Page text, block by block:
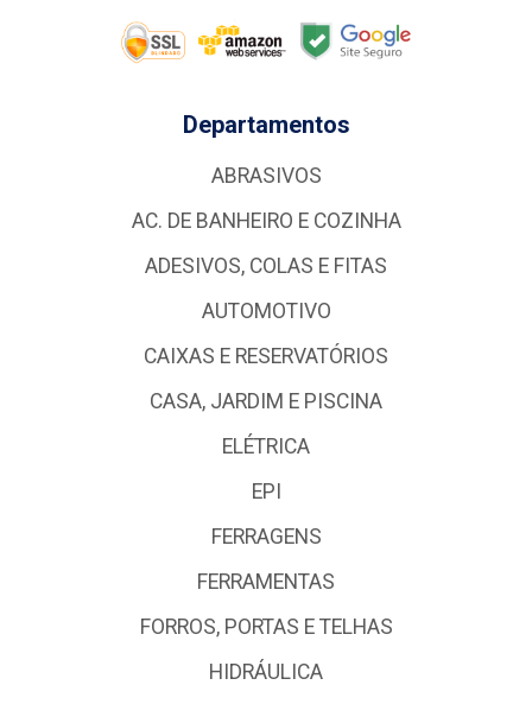
Departamentos
ABRASIVOS
AC. DE BANHEIRO E COZINHA
ADESIVOS, COLAS E FITAS
AUTOMOTIVO
CAIXAS E RESERVATÓRIOS
CASA, JARDIM E PISCINA
ELÉTRICA
EPI
FERRAGENS
FERRAMENTAS
FORROS, PORTAS E TELHAS
HIDRÁULICA